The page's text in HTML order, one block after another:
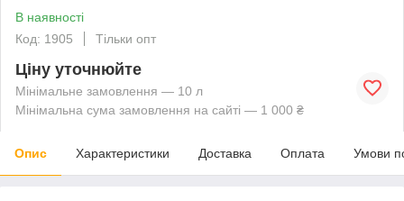
В наявності
Код: 1905
Тільки опт
Ціну уточнюйте
Мінімальне замовлення — 10 л
Мінімальна сума замовлення на сайті — 1 000 ₴
Опис Характеристики Доставка Оплата Умови